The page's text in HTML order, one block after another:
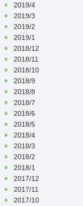
2019/4
2019/3
2019/2
2019/1
2018/12
2018/11
2018/10
2018/9
2018/8
2018/7
2018/6
2018/5
2018/4
2018/3
2018/2
2018/1
2017/12
2017/11
2017/10